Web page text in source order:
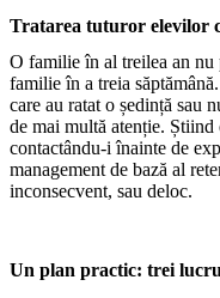
Tratarea tuturor elevilor
O familie în al treilea an nu
familie în a treia
care au ratat o ședință sau
de mai multă atenție.
contactându-i înainte de
management de bază al
inconsecvent, sau deloc.
Un plan practic: trei